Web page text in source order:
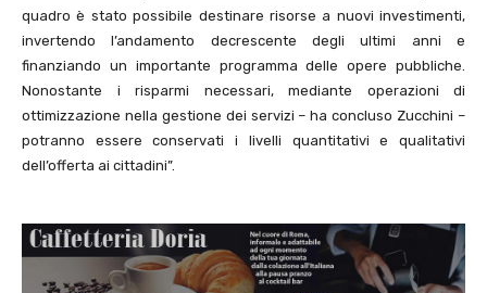
quadro è stato possibile destinare risorse a nuovi investimenti,
invertendo l’andamento decrescente degli ultimi anni e
finanziando un importante programma delle opere pubbliche.
Nonostante i risparmi necessari, mediante operazioni di
ottimizzazione nella gestione dei servizi – ha concluso Zucchini –
potranno essere conservati i livelli quantitativi e qualitativi
dell’offerta ai cittadini”.